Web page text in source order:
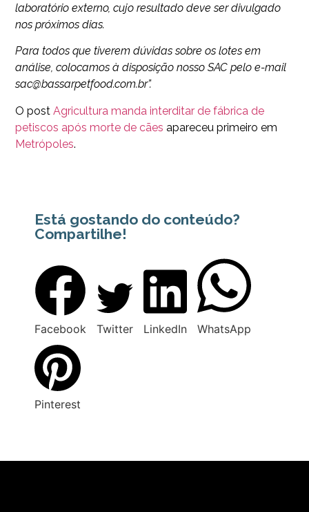
laboratório externo, cujo resultado deve ser divulgado
nos próximos dias.
Para todos que tiverem dúvidas sobre os lotes em
análise, colocamos à disposição nosso SAC pelo e-mail
sac@bassarpetfood.com.br”.
O post Agricultura manda interditar de fábrica de
petiscos após morte de cães apareceu primeiro em
Metrópoles.
Está gostando do conteúdo?
Compartilhe!
Facebook Twitter LinkedIn WhatsApp
Pinterest